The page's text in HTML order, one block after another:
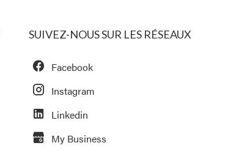
SUIVEZ-NOUS SUR LES RÉSEAUX
Facebook
Instagram
Linkedin
My Business